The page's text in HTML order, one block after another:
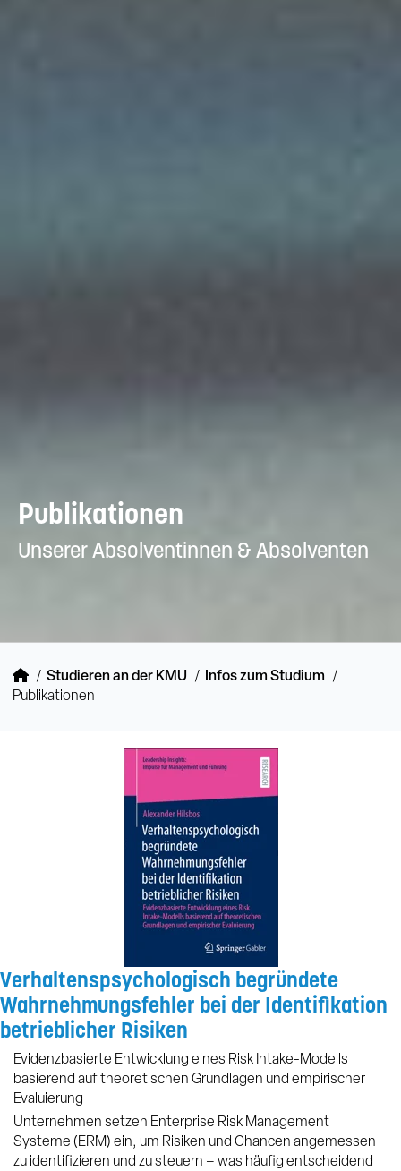
Publikationen
Unserer Absolventinnen & Absolventen
Studieren an der KMU
Infos zum Studium
Publikationen
Verhaltenspsychologisch begründete
Wahrnehmungsfehler bei der Identifikation
betrieblicher Risiken
Evidenzbasierte Entwicklung eines Risk Intake-Modells
basierend auf theoretischen Grundlagen und empirischer
Evaluierung
Unternehmen setzen Enterprise Risk Management
Systeme (ERM) ein, um Risiken und Chancen angemessen
zu identifizieren und zu steuern – was häufig entscheidend